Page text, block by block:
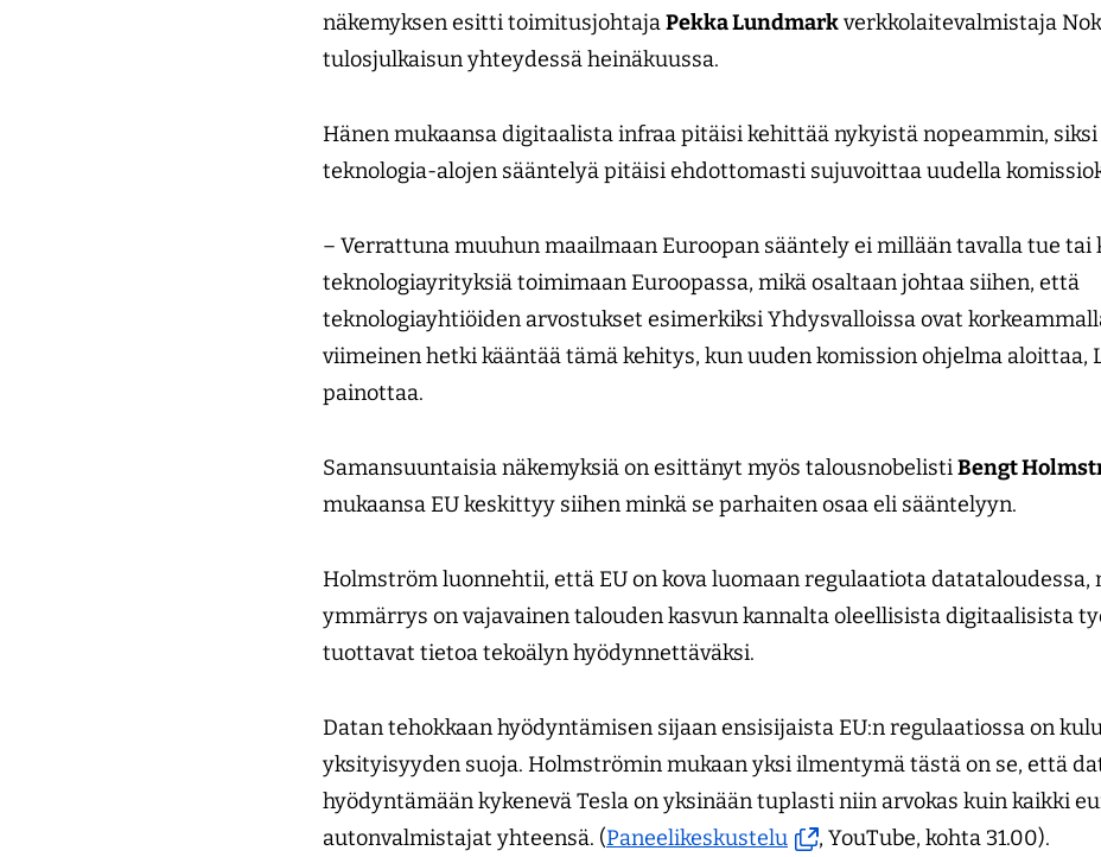
näkemyksen esitti toimitusjohtajaPekka Lundmarkverkkolaitevalmistaja
tulosjulkaisun yhteydessä heinäkuussa.
Hänen mukaansa digitaalista infraa pitäisi kehittää nykyistä nopeammin, siksi
teknologia-alojen sääntelyä pitäisi ehdottomasti sujuvoittaa uudella
– Verrattuna muuhun maailmaan Euroopan sääntely ei millään tavalla tue tai
teknologiayrityksiä toimimaan Euroopassa, mikä osaltaan johtaa siihen, että
teknologiayhtiöiden arvostukset esimerkiksi Yhdysvalloissa ovat
viimeinen hetki kääntää tämä kehitys, kun uuden komission ohjelma aloittaa,
painottaa.
Samansuuntaisia näkemyksiä on esittänyt myös talousnobelistiBengt
mukaansa EU keskittyy siihen minkä se parhaiten osaa eli sääntelyyn.
Holmström luonnehtii, että EU on kova luomaan regulaatiota datataloudessa,
ymmärrys on vajavainen talouden kasvun kannalta oleellisista digitaalisista
tuottavat tietoa tekoälyn hyödynnettäväksi.
Datan tehokkaan hyödyntämisen sijaan ensisijaista EU:n regulaatiossa on
yksityisyyden suoja. Holmströmin mukaan yksi ilmentymä tästä on se, että
hyödyntämään kykenevä Tesla on yksinään tuplasti niin arvokas kuin kaikki
autonvalmistajat yhteensä. (Paneelikeskustelu (avautuu
, YouTube, kohta 31.00).